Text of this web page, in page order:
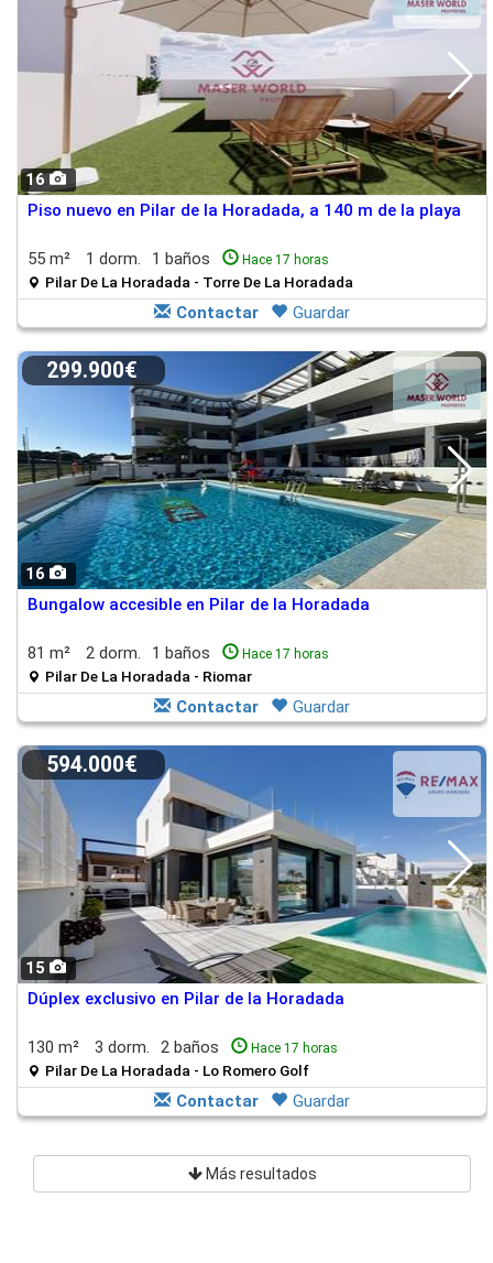
16
Piso nuevo en Pilar de la Horadada, a 140 m de la playa
55 m² 1 dorm. 1 baños Hace 17 horas
Pilar De La Horadada - Torre De La Horadada
Contactar Guardar
16
299.900€
Bungalow accesible en Pilar de la Horadada
81 m² 2 dorm. 1 baños Hace 17 horas
Pilar De La Horadada - Riomar
Contactar Guardar
15
594.000€
Dúplex exclusivo en Pilar de la Horadada
130 m² 3 dorm. 2 baños Hace 17 horas
Pilar De La Horadada - Lo Romero Golf
Contactar Guardar
Más resultados